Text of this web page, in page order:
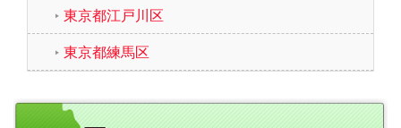
東京都江戸川区
東京都練馬区